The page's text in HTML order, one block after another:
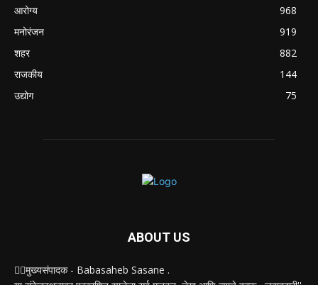
आरोग्य
968
मनोरंजन
919
शहर
882
राजकीय
144
उद्योग
75
ABOUT US
✍🏻मुख्यसंपादक - Babasaheb Sasane .